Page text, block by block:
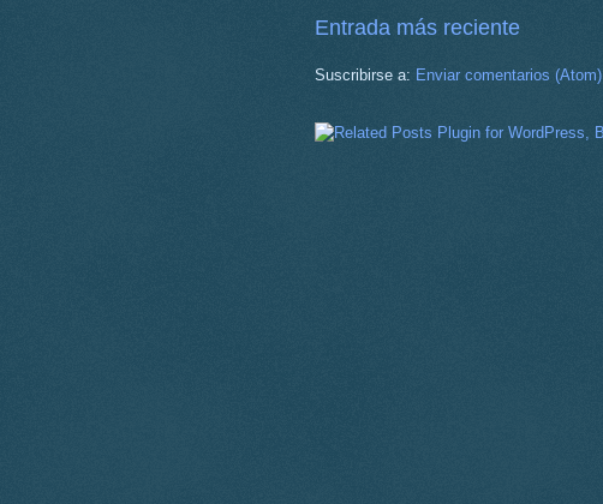
Entrada más reciente
Suscribirse a: Enviar comentarios (Atom)